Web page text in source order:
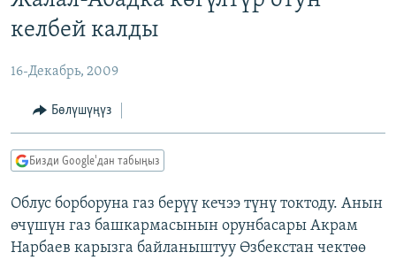
салыңызКЫРГЫЗСТАН
ЭКОНОМИКА
МАДАНИЯТ
ДҮЙНӨ
БОРБОР АЗИЯ
АТАЙЫН ИЛИКТӨӨ
ТВ ПРОГРАММАЛАР
ЭКСПЕРТТЕР ТАЛДАЙТ
БИЗ ЖАНА ДҮЙНӨ
ДАНИСТЕ
ӨЗГӨЧӨ ПИКИР
Русский
келбей калды
16-Декабрь, 2009
Бөлүшүңүз
Бизди Google'дан табыңыз
Облус борборуна газ берүү кечээ түнү токтоду. Анын
өчүшүн газ башкармасынын орунбасары Акрам
Нарбаев карызга байланыштуу Өзбекстан чектөө